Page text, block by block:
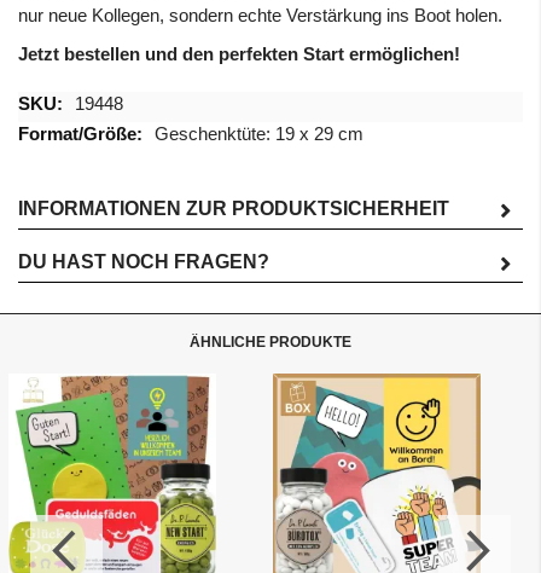
nur neue Kollegen, sondern echte Verstärkung ins Boot holen.
Jetzt bestellen und den perfekten Start ermöglichen!
Mehr
Informationen
19448
Geschenktüte: 19 x 29 cm
INFORMATIONEN ZUR PRODUKTSICHERHEIT
DU HAST NOCH FRAGEN?
ÄHNLICHE PRODUKTE